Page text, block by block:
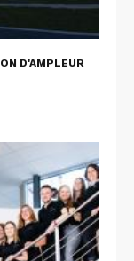
D'AMPLEUR